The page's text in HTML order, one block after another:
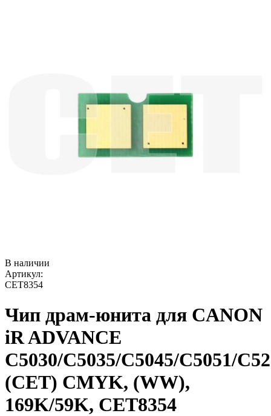
В наличии
Артикул:
CET8354
Чип драм-юнита для CANON
iR ADVANCE
C5030/C5035/C5045/C5051/
(CET) CMYK, (WW),
169K/59K, CET8354